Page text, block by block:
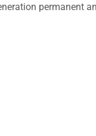
permanent